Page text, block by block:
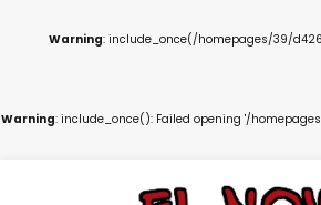
Warning: include_once(/homepages/39/
Warning: include_once(): Failed opening '/